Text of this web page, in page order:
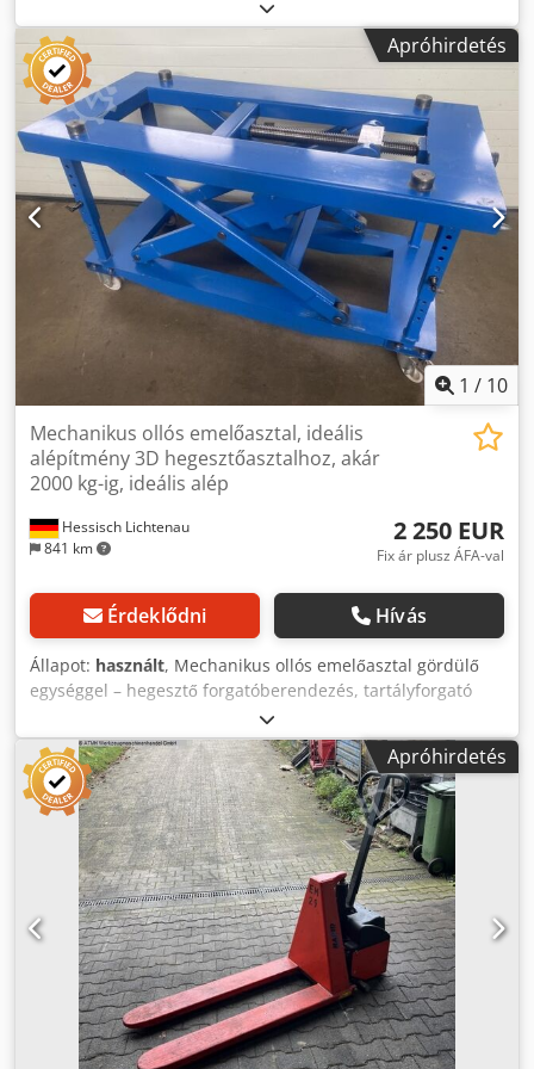
Emelés max. 1280 mm Teljes magasság - asztal alja 290
mm Teljes magasság - asztallap max. 1570 mm Az asztal
magassága biztonsági támasszal 1430 mm Emelési
sebesség 1280 mm 25 mp alatt. Leengedési sebesség 1280
mm kb. 0-15 mp alatt. Hidraulikus üzemi nyomás kb. 130
bar Motorteljesítmény 1,5 kW Hálózati csatlakozás 400 Volt,
50 Hz. - Forgókapcsoló a hidraulikus egységen a fel- és
lefelé történő működtetéshez - Fokozatmentesen
szabályozható leeresztési sebesség a fojtószelepen
keresztül - 1 emelőhenger - 2007-ben gyártott hidraulikus
egység szomszédos tartállyal - Biztonsági védőkeret
végálláskapcsolókkal saját tömeg 660 kg Dsdpfehlnznjx Ad
Apróhirdetés
1 / 10
Hessisch Lichtenau
841 km
Mechanikus ollós emelőasztal, ideális
alépítmény 3D hegesztőasztalhoz, akár
2000 kg-ig, ideális alép
2 250 EUR
Fix ár plusz ÁFA-val
Érdeklődni Hívás
Állapot: használt, Mechanikus ollós emelőasztal gördülő
egységgel – hegesztő forgatóberendezés, tartályforgató
berendezés Ideális alap 3D hegesztőasztalhoz Teherbírás:
800 kg (maximális terhelés bakgörgőkkel) Teherbírás: 2000
kg (maximális terhelés bakgörgők nélkül) Platformméret:
1800 x 860 mm Hasznos emelés: max. 690 mm Beépítési
magasság – asztal legalul: 770 mm (feltétkeret nélkül)
Beépítési magasság – asztal legfelül: 1460 mm (feltétkeret
nélkül) Beépítési magasság – asztal legalul, reteszelővel:
830 mm (feltétkeret nélkül) Beépítési magasság – asztal
legfelül, reteszelővel: 1080 mm (feltétkeret nélkül)
Feltétkeret magassága: 80 mm Forgatóberendezés
terhelhetősége: kb. 400 kg Görgőtávolság / tengelytávolság:
155–685 mm Tengelytávolság a feltétkerettől: 190 mm
Görgőátmérő: 100 mm Görgőszélesség: 40 mm - Az ollós
emelőasztal kiválóan alkalmas munkapadként,
Apróhirdetés